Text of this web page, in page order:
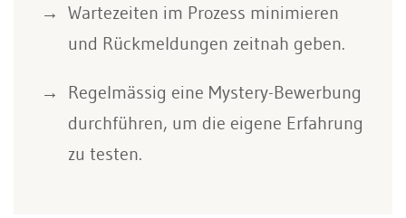
Wartezeiten im Prozess minimieren
und Rückmeldungen zeitnah geben.
Regelmässig eine Mystery-Bewerbung
durchführen, um die eigene Erfahrung
zu testen.